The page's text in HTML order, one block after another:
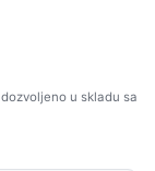
u skladu sa